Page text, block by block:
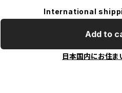
International
Add to
日本国内にお住ま